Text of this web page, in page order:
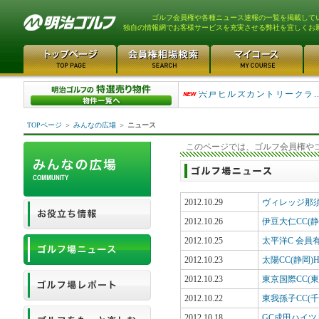
ゴルフ会員権や各種ニュース速報の一覧を掲載して
独自の情報網でお客様サービスを充実させる弊社を宜しくお
大利根カントリークラブ
宍戸ヒルズカントリークラ
TOPページ ＞ みんなの広場 ＞ ニュース
このページでは、ゴルフ会員権や
2012.10.29
ヴィレッジ那
2012.10.26
伊豆大仁CC(
2012.10.25
太平洋C 会員
2012.10.23
太陽CC(静岡
2012.10.23
東京国際CC(
2012.10.22
東我孫子CC(